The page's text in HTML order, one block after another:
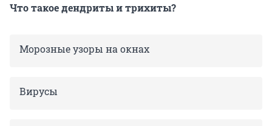
Что такое дендриты и трихиты?
Морозные узоры на окнах
Вирусы